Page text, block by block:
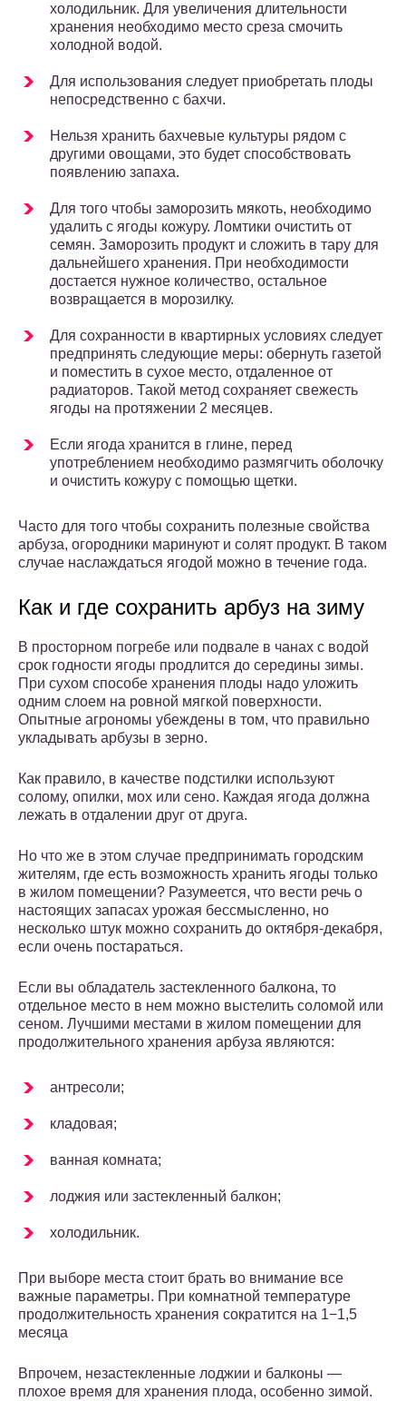
холодильник. Для увеличения длительности
хранения необходимо место среза смочить
холодной водой.
Для использования следует приобретать плоды
непосредственно с бахчи.
Нельзя хранить бахчевые культуры рядом с
другими овощами, это будет способствовать
появлению запаха.
Для того чтобы заморозить мякоть, необходимо
удалить с ягоды кожуру. Ломтики очистить от
семян. Заморозить продукт и сложить в тару для
дальнейшего хранения. При необходимости
достается нужное количество, остальное
возвращается в морозилку.
Для сохранности в квартирных условиях следует
предпринять следующие меры: обернуть газетой
и поместить в сухое место, отдаленное от
радиаторов. Такой метод сохраняет свежесть
ягоды на протяжении 2 месяцев.
Если ягода хранится в глине, перед
употреблением необходимо размягчить оболочку
и очистить кожуру с помощью щетки.
Часто для того чтобы сохранить полезные свойства
арбуза, огородники маринуют и солят продукт. В таком
случае наслаждаться ягодой можно в течение года.
Как и где сохранить арбуз на зиму
В просторном погребе или подвале в чанах с водой
срок годности ягоды продлится до середины зимы.
При сухом способе хранения плоды надо уложить
одним слоем на ровной мягкой поверхности.
Опытные агрономы убеждены в том, что правильно
укладывать арбузы в зерно.
Как правило, в качестве подстилки используют
солому, опилки, мох или сено. Каждая ягода должна
лежать в отдалении друг от друга.
Но что же в этом случае предпринимать городским
жителям, где есть возможность хранить ягоды только
в жилом помещении? Разумеется, что вести речь о
настоящих запасах урожая бессмысленно, но
несколько штук можно сохранить до октября-декабря,
если очень постараться.
Если вы обладатель застекленного балкона, то
отдельное место в нем можно выстелить соломой или
сеном. Лучшими местами в жилом помещении для
продолжительного хранения арбуза являются:
антресоли;
кладовая;
ванная комната;
лоджия или застекленный балкон;
холодильник.
При выборе места стоит брать во внимание все
важные параметры. При комнатной температуре
продолжительность хранения сократится на 1−1,5
месяца
Впрочем, незастекленные лоджии и балконы —
плохое время для хранения плода, особенно зимой.